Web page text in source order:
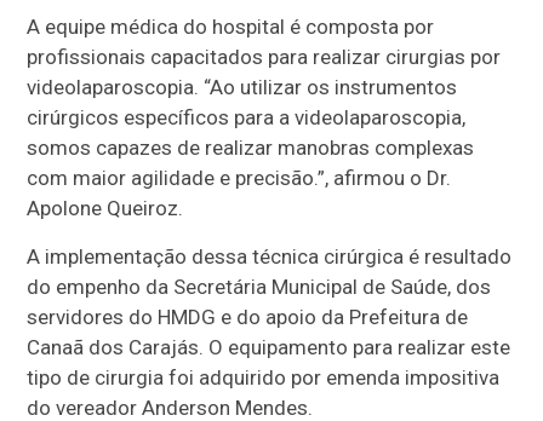
A equipe médica do hospital é composta por
profissionais capacitados para realizar cirurgias por
videolaparoscopia. “Ao utilizar os instrumentos
cirúrgicos específicos para a videolaparoscopia,
somos capazes de realizar manobras complexas
com maior agilidade e precisão.”, afirmou o Dr.
Apolone Queiroz.
A implementação dessa técnica cirúrgica é resultado
do empenho da Secretária Municipal de Saúde, dos
servidores do HMDG e do apoio da Prefeitura de
Canaã dos Carajás. O equipamento para realizar este
tipo de cirurgia foi adquirido por emenda impositiva
do vereador Anderson Mendes.